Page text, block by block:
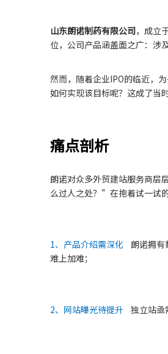
山东朗诺制药有限公司，成立
位，公司产品涵盖面之广：涉
然而，随着企业IPO的临近，
如何实现该目标呢？这成了当
痛点剖析
朗诺对众多外贸建站服务商
么过人之处？”在抱着试一试
1、产品介绍需深化 朗诺拥有
难上加难；
2、网站曝光待提升 独立站亟